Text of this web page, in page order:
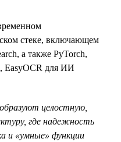
стеке, включающем
а также PyTorch,
EasyOCR для ИИ
целостную,
где надежность
и «умные» функции